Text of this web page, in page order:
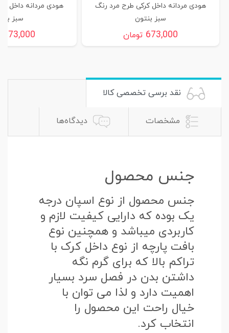
هودی مردانه داخل کرکی طرح مرد رنگ
سبز بنتون
673,000 تومان
هودی مردانه داخل
سبز
673,000
نقد برسی تخصصی کالا
مشخصات دیدگاه‌ها
جنس محصول
جنس محصول از نوع اسپان درجه
یک بوده که دارایی کیفیت لازم و
کاربردی میباشد و همچنین نوع
بافت پارچه از نوع داخل کرک با
تراکم بالا که برای گرم نگه
داشتن بدن در فصل سرد بسیار
اهمیت دارد و لذا می توان با
خیال راحت این محصول را
انتخاب کرد.